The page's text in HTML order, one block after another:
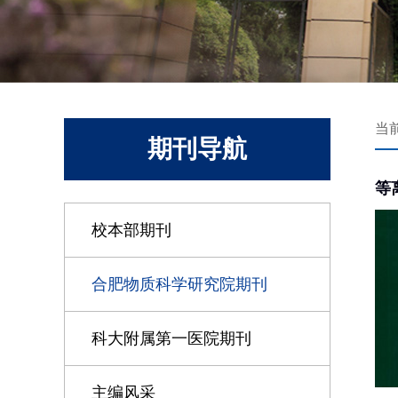
期刊导航
校本部期刊
合肥物质科学研究院期刊
科大附属第一医院期刊
主编风采
当
等